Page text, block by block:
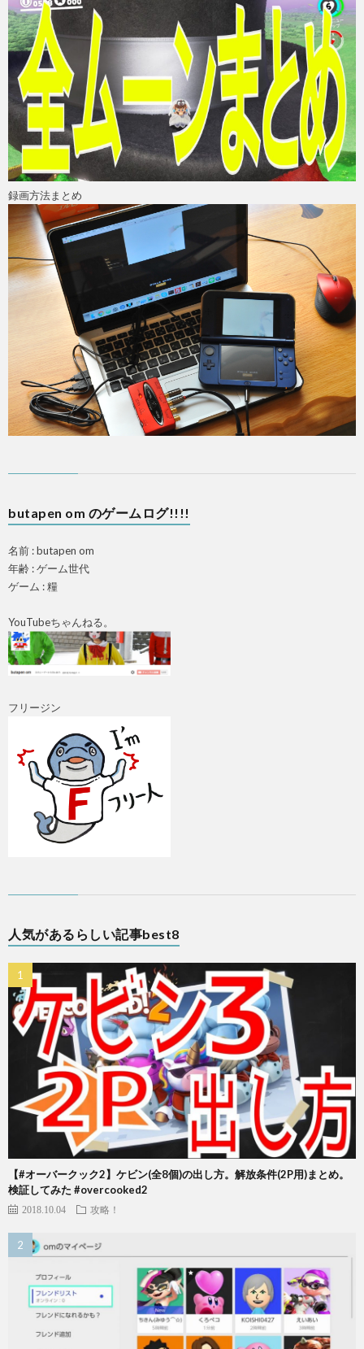
録画方法まとめ
butapen om のゲームログ!!!!
名前 : butapen om
年齢 : ゲーム世代
ゲーム : 糧
YouTubeちゃんねる。
フリージン
人気があるらしい記事best8
【#オーバークック2】ケビン(全8個)の出し方。解放条件(2P用)まとめ。
検証してみた #overcooked2
2018.10.04 攻略！